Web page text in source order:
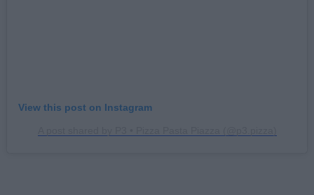
View this post on Instagram